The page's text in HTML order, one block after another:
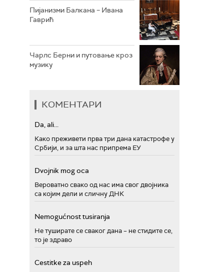
Пијанизми Балкана – Ивана
Гаврић
Чарлс Берни и путовање кроз
музику
КОМЕНТАРИ
Da, ali...
Како преживети прва три дана катастрофе у
Србији, и за шта нас припрема ЕУ
Dvojnik mog oca
Вероватно свако од нас има свог двојника
са којим дели и сличну ДНК
Nemogućnost tusiranja
Не туширате се сваког дана – не стидите се,
то је здраво
Cestitke za uspeh